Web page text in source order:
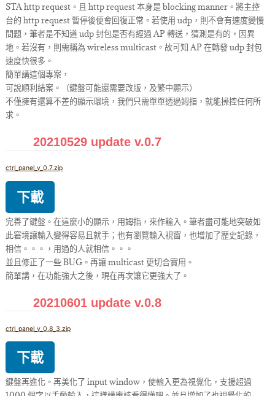
STA http request。且 http request 本身是 blocking manner。將主控
台的 http request 暫停後便會回復正常。若使用 udp，則不會有速度變慢
問題，筆者是不知道 udp 封包是否有經過 AP 轉送，猜測是有的，因異
地。若沒有，則需稱為 wireless multicast。故可知 AP 在轉發 udp 封包
速度快很多。
簡單講這個專案，
可說順利結案。（鍵盤可能還需要改版，及繁中顯示）
不僅擁有還算不差的顯示環境，我們只需單單透過姆指，就能操控任何所
求。
20210529 update v.0.7
ctrl_panel_v_0.7.zip
下載
完善了鍵盤。在這麼小的顯示，用姆指，來作輸入。筆者盡可能地突破如
此窘境讓輸入變得容易且就手；也有瀏覽輸入視窗，也增加了歴史記錄，
相信。。。，用過的人就相信。。。
並且修正了一些 BUG。再讓 multicast 更切合實用。
簡單講，在功能強大之後，現在再次讓它更強大了。
20210601 update v.0.8
ctrl_panel_v_0.8_3.zip
下載
鍵盤再進化。再美化了 input window，使輸入更為視覺化，支援超過